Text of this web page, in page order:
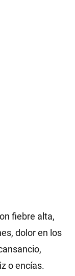
fiebre alta,
dolor en los
o encías.